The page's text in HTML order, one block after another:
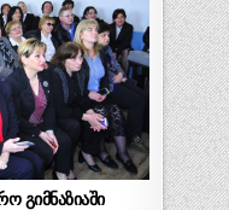
გიმნაზიაში